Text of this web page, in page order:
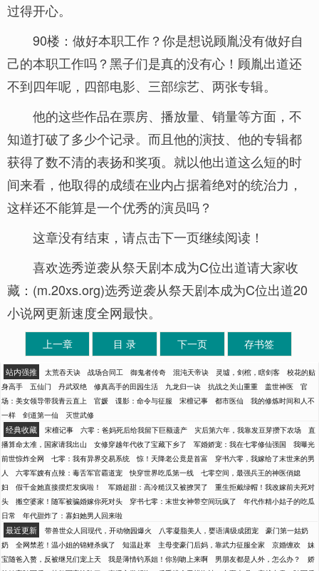
过得开心。
90楼：做好本职工作？你是想说顾胤没有做好自
己的本职工作吗？黑子们是真的没有心！顾胤出道还
不到四年呢，四部电影、三部综艺、两张专辑。
他的这些作品在票房、播放量、销量等方面，不
知道打破了多少个记录。而且他的演技、他的专辑都
获得了数不清的表扬和奖项。就以他出道这么短的时
间来看，他取得的成绩在业内占据着绝对的统治力，
这样还不能算是一个优秀的演员吗？
这章没有结束，请点击下一页继续阅读！
喜欢选秀逆袭从祭天剧本成为C位出道请大家收
藏：(m.20xs.org)选秀逆袭从祭天剧本成为C位出道20
小说网更新速度全网最快。
上一章 目 录 下一页 存书签
站内强推 太荒吞天诀 战场合同工 御鬼者传奇 混沌天帝诀 灵墟，剑棺，瞎剑客
校花的贴
身高手
五仙门 丹武双绝 修真高手的田园生活 九龙归一诀 抗战之关山重重 盖世神医
官
场：美女领导带我青云直上
官媛 谍影：命令与征服 宋檀记事 都市医仙
我的修炼时间和人不
一样
剑道第一仙 灭世武修
经典收藏 宋檀记事 六零：爸妈死后给我留下巨额遗产 灾后第六年，我靠发豆芽攒下农场
直
播算命太准，国家请我出山
女修穿越年代收了宝藏下乡了 军婚娇宠：我在七零修仙强国
我曝光
前世惊炸全网
七零：我有异界交易系统 惊！天降老公竟是首富
穿书六零，我嫁给了末世来的男
人
六零军嫂有点辣：毒舌军官霸道宠 快穿世界吃瓜第一线
七零空间，最强兵王的神医俏媳
妇
假千金她直接摆烂发疯啦！ 军婚超甜：高冷糙汉又被撩哭了
重生拒戴绿帽！我改嫁前夫死对
头
搬空婆家！随军被骗婚嫁你死对头 穿书七零：末世女神带空间玩疯了
年代作精小姑子的吃瓜
日常
年代甜炸了：寡妇她男人回来啦
最近更新 带兽世众人回现代，开动物园爆火 八零凝脂美人，婴语满级成团宠
豪门第一姑奶
奶
全网禁惹！温小姐的锦鲤杀疯了 知温赴寒 主母变豪门后妈，靠武力征服全家 京婚缠欢
妹
宝随爸入赘，反被继兄们宠上天
我是薄情钓系姐！你别吻上来啊 男朋友都是人外，怎么办？
娇